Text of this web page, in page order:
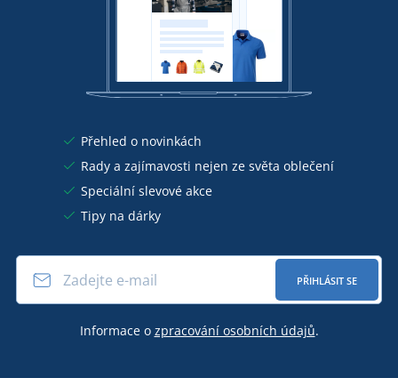
Přehled o novinkách
Rady a zajímavosti nejen ze světa oblečení
Speciální slevové akce
Tipy na dárky
PŘIHLÁSIT SE
Informace o zpracování osobních údajů.